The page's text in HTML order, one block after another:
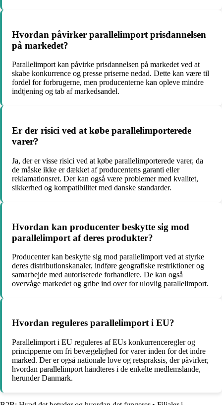
Hvordan påvirker parallelimport prisdannelsen
på markedet?
Parallelimport kan påvirke prisdannelsen på markedet ved at
skabe konkurrence og presse priserne nedad. Dette kan være til
fordel for forbrugerne, men producenterne kan opleve mindre
indtjening og tab af markedsandel.
Er der risici ved at købe parallelimporterede
varer?
Ja, der er visse risici ved at købe parallelimporterede varer, da
de måske ikke er dækket af producentens garanti eller
reklamationsret. Der kan også være problemer med kvalitet,
sikkerhed og kompatibilitet med danske standarder.
Hvordan kan producenter beskytte sig mod
parallelimport af deres produkter?
Producenter kan beskytte sig mod parallelimport ved at styrke
deres distributionskanaler, indføre geografiske restriktioner og
samarbejde med autoriserede forhandlere. De kan også
overvåge markedet og gribe ind over for ulovlig parallelimport.
Hvordan reguleres parallelimport i EU?
Parallelimport i EU reguleres af EUs konkurrenceregler og
principperne om fri bevægelighed for varer inden for det indre
marked. Der er også nationale love og retspraksis, der påvirker,
hvordan parallelimport håndteres i de enkelte medlemslande,
herunder Danmark.